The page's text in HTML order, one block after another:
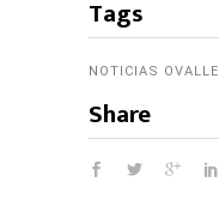
Tags
NOTICIAS OVALLE
Share